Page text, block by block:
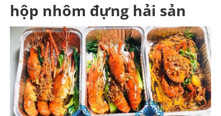
hộp nhôm đựng hải sản